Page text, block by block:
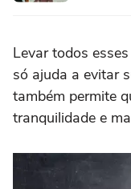
Levar todos
só ajuda a evitar
também permite
tranquilidade e